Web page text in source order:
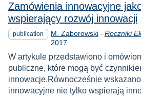
Zamówienia innowacyjne
wspierający rozwój innowacji
publication M. Zaborowski - Roczniki
2017
W artykule przedstawiono i
publiczne, które mogą być
innowacje.Równocześnie
innowacyjne nie tylko wspierają